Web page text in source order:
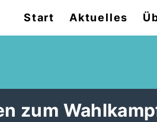
Start Aktuelles
zum